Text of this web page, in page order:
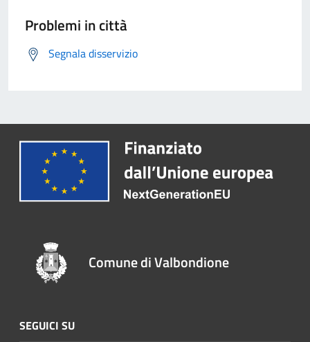
Problemi in città
Segnala disservizio
Comune di Valbondione
SEGUICI SU